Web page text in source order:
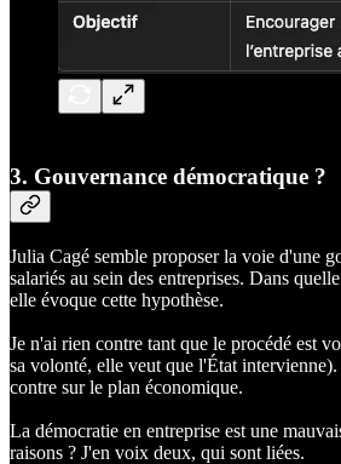
3. Gouvernance démocratique ?
Julia Cagé semble proposer la voie d'une
salariés au sein des entreprises. Dans
elle évoque cette hypothèse.
Je n'ai rien contre tant que le procédé est
sa volonté, elle veut que l'État
contre sur le plan économique.
La démocratie en entreprise est une
raisons ? J'en voix deux, qui sont liées.